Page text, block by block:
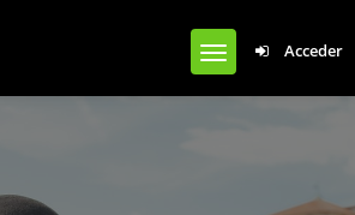
Acceder
in
web50/web/wp-content/plugins/cardoza-